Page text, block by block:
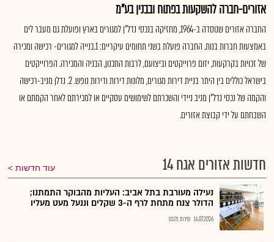
אזורים-חברה להשקעות בפתוח ובבנין בע"מ
החברה אזורים שנוסדה ב-1964, מחזיקה בנכסי נדל"ן למגורים בארץ ופועלת גם מעבר לים
באמצעות חברות בנות. החברה פועלת בשני תחומים עיקריים: 1.בנייה למגורים- רכישה ומכירה
של זכויות בקרקעות, יזום פרוייקטים וביצועם, לרבות התכנון, הבניה והמכירה. הפרוייקטים
בישראל כוללים בין היתר בניית דירות מגורים, מלונות דירות ודירות נופש. 2. נדלן מניב-רכישה
והקמה של נכסי נדל"ן מניב ניידי והשכרתם לשימושים עסקיים או למכירתם לאחר הקמתם או
השבחתם על ידי קבוצת אזורים.
חדשות אזורים אגח 14 עוד חדשות
נעילה מעורבת בתל אביב: העליות מהבוקר התמתנו;
הדולר צנח מתחת לרף ה-3 שקלים וננעל מעט מעליו
14.07.2026 שירות גלובס